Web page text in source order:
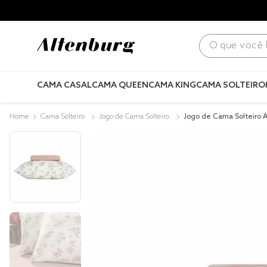
O que você
CAMA CASALCAMA QUEENCAMA KINGCAMA SOLTEIRO
Cama Solteiro Jogo de Cama Solteiro
Jogo de Cama Solteiro